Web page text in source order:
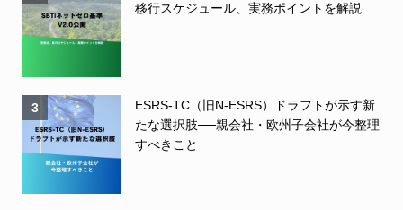
移行スケジュール、実務ポイントを解説
3
ESRS-TC（旧N-ESRS）ドラフトが示す新
たな選択肢──親会社・欧州子会社が今整理
すべきこと